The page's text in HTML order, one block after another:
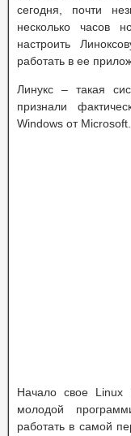
сегодня, почти
несколько часов
настроить
работать в ее
Линукс – такая
признали
Windows от Microsoft.
Начало свое Linux
молодой
работать в самой